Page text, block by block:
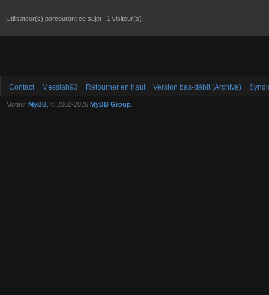
Utilisateur(s) parcourant ce sujet : 1 visiteur(s)
Contact Messiah93 Retourner en haut Version bas-débit (Archivé)
Moteur MyBB , © 2002-2026 MyBB Group